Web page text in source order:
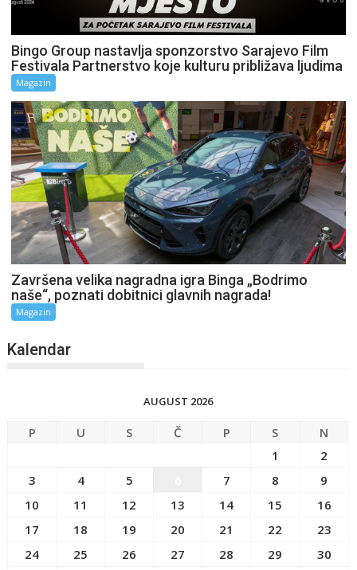
Bingo Group nastavlja sponzorstvo Sarajevo Film
Festivala Partnerstvo koje kulturu približava ljudima
Magazin
Završena velika nagradna igra Binga „Bodrimo
naše“, poznati dobitnici glavnih nagrada!
Magazin
Kalendar
AUGUST 2026
P U S Č P S
N
1
2
3
4 5 7 8
9
10
11 12 13 14 15
16
17
18 19 20 21 22
23
24
25 26 27 28 29
30